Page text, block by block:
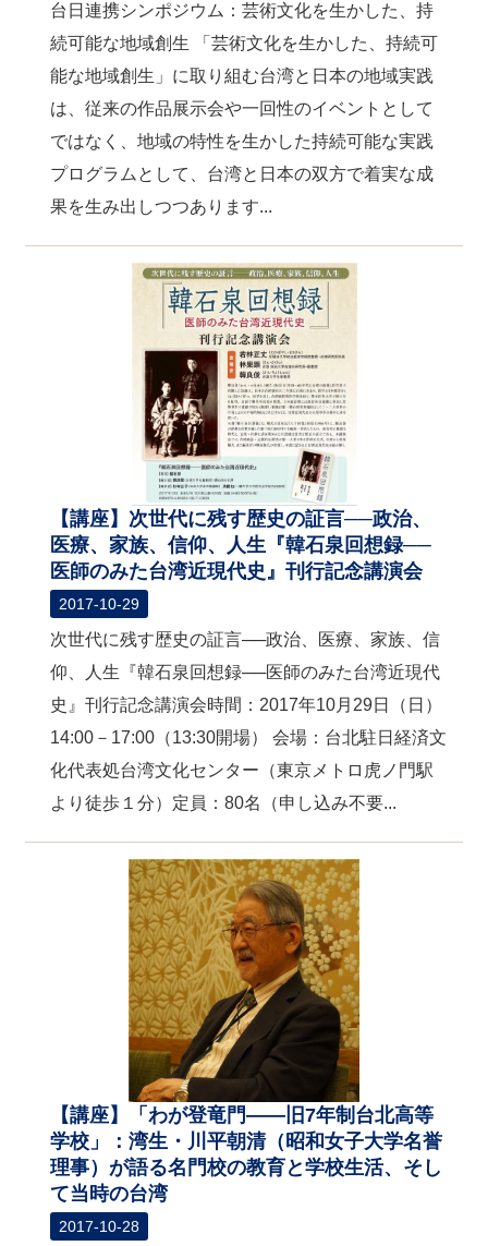
台日連携シンポジウム：芸術文化を生かした、持
続可能な地域創生 「芸術文化を生かした、持続可
能な地域創生」に取り組む台湾と日本の地域実践
は、従来の作品展示会や一回性のイベントとして
ではなく、地域の特性を生かした持続可能な実践
プログラムとして、台湾と日本の双方で着実な成
果を生み出しつつあります...
【講座】次世代に残す歴史の証言──政治、
医療、家族、信仰、人生『韓石泉回想録──
医師のみた台湾近現代史』刊行記念講演会
2017-10-29
次世代に残す歴史の証言──政治、医療、家族、信
仰、人生『韓石泉回想録──医師のみた台湾近現代
史』刊行記念講演会時間：2017年10月29日（日）
14:00－17:00（13:30開場） 会場：台北駐日経済文
化代表処台湾文化センター（東京メトロ虎ノ門駅
より徒歩１分）定員：80名（申し込み不要...
【講座】「わが登竜門――旧7年制台北高等
学校」：湾生・川平朝清（昭和女子大学名誉
理事）が語る名門校の教育と学校生活、そし
て当時の台湾
2017-10-28